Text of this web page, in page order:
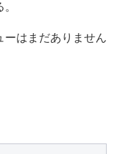
ーはまだありません